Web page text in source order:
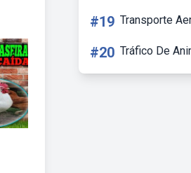
#19 Transporte
#20 Tráfico De